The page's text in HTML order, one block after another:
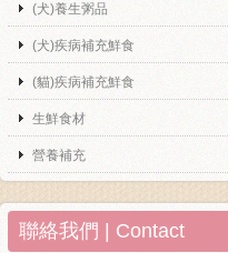
(犬)養生粥品
(犬)疾病補充鮮食
(貓)疾病補充鮮食
生鮮食材
營養補充
聯絡我們 | Contact